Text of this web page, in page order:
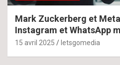
Mark Zuckerberg et
Instagram et WhatsApp
15 avril 2025 letsgomedia